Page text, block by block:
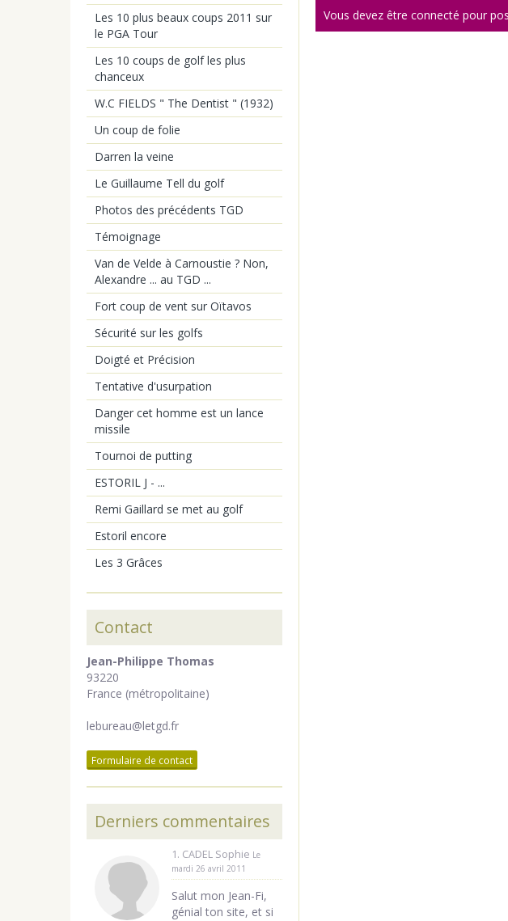
Vous devez être connecté pour
Les 10 plus beaux coups 2011 sur
le PGA Tour
Les 10 coups de golf les plus
chanceux
W.C FIELDS " The Dentist " (1932)
Un coup de folie
Darren la veine
Le Guillaume Tell du golf
Photos des précédents TGD
Témoignage
Van de Velde à Carnoustie ? Non,
Alexandre ... au TGD ...
Fort coup de vent sur Oïtavos
Sécurité sur les golfs
Doigté et Précision
Tentative d'usurpation
Danger cet homme est un lance
missile
Tournoi de putting
ESTORIL J - ...
Remi Gaillard se met au golf
Estoril encore
Les 3 Grâces
Contact
Jean-Philippe Thomas
93220
France (métropolitaine)
lebureau@letgd.fr
Formulaire de contact
Derniers commentaires
1. CADEL Sophie Le
mardi 26 avril 2011
Salut mon Jean-Fi,
génial ton site, et si